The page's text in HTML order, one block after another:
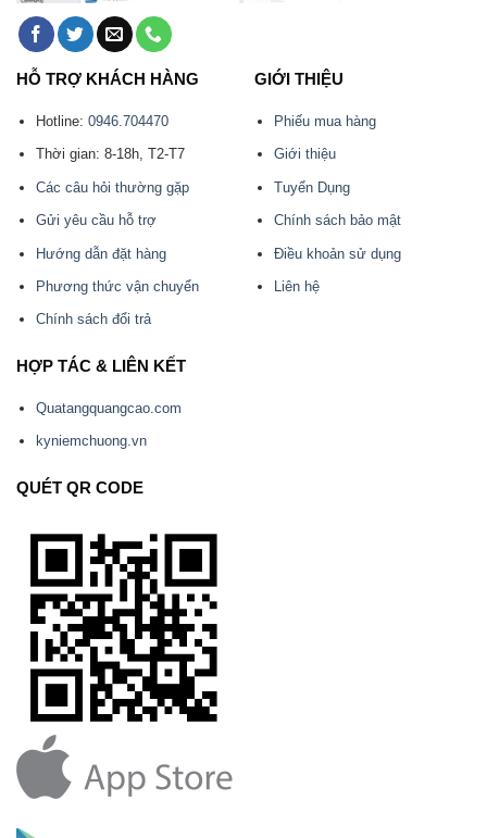
HỖ TRỢ KHÁCH HÀNG
Hotline: 0946.704470
Thời gian: 8-18h, T2-T7
Các câu hỏi thường gặp
Gửi yêu cầu hỗ trợ
Hướng dẫn đặt hàng
Phương thức vận chuyển
Chính sách đổi trả
GIỚI THIỆU
Phiếu mua hàng
Giới thiệu
Tuyển Dụng
Chính sách bảo mật
Điều khoản sử dụng
Liên hệ
HỢP TÁC & LIÊN KẾT
Quatangquangcao.com
kyniemchuong.vn
QUÉT QR CODE